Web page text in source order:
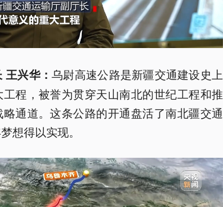
王兴华：乌尉高速公路是新疆交通建设史上
程，被誉为贯穿天山南北的世纪工程和推
通道。这条公路的开通盘活了南北疆交通
想得以实现。